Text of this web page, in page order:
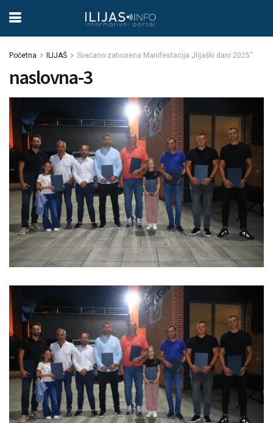
Početna ILIJAŠ Svečano zatvorena Manifestacija „Ilijaški dani 2025“
naslovna-3